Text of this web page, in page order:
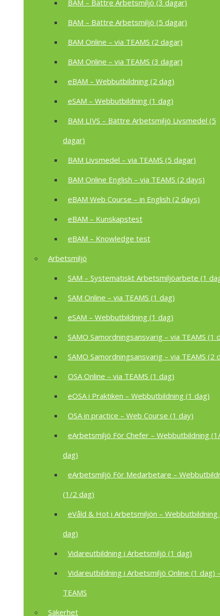
BAM – Bättre Arbetsmiljö (3 dagar)
BAM – Bättre Arbetsmiljö (5 dagar)
BAM Online – via TEAMS (2 dagar)
BAM Online – via TEAMS (3 dagar)
eBAM – Webbutbildning (2 dag)
eSAM – Webbutbildning (1 dag)
BAM LIVS – Bättre Arbetsmiljö Livsmedel (5
dagar)
BAM Livsmedel – via TEAMS (5 dagar)
BAM Online English – via TEAMS (2 days)
eBAM Web Course – in English (2 days)
eBAM – Kunskapstest
eBAM – Knowledge test
Arbetsmiljö
SAM – Systematiskt Arbetsmiljöarbete (1
SAM Online – via TEAMS (1 dag)
eSAM – Webbutbildning (1 dag)
SAMO Samordningsansvarig – via TEAMS (1
SAMO Samordningsansvarig – via TEAMS (2
OSA Online – via TEAMS (1 dag)
eOSA i Praktiken – Webbutbildning (1 dag)
OSA in practice – Web Course (1 day)
eArbetsmiljö För Chefer – Webbutbildning
dag)
eArbetsmiljö För Medarbetare –
(1/2 dag)
eVåld & Hot i Arbetsmiljön – Webbutbildning
dag)
Vidareutbildning i Arbetsmiljö (1 dag)
Vidareutbildning i Arbetsmiljö Online (1 dag)
TEAMS
Säkerhet